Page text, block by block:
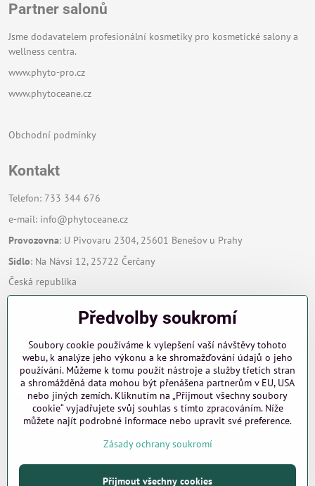
Partner salonů
Jsme dodavatelem profesionální kosmetiky pro kosmetické salony a
wellness centra.
www.phyto-pro.cz
www.phytoceane.cz
Obchodní podmínky
Kontakt
Telefon: 733 344 676
e-mail: info@phytoceane.cz
Provozovna: U Pivovaru 2304, 25601 Benešov u Prahy
Sídlo: Na Návsi 12, 25722 Čerčany
Česká republika
Zavoláme Vám zpět
Váš telefon *
©2026Copyright
Předvolby soukromí
Soubory cookie používáme k vylepšení vaší návštěvy tohoto
webu, k analýze jeho výkonu a ke shromažďování údajů o jeho
používání. Můžeme k tomu použít nástroje a služby třetích stran
a shromážděná data mohou být přenášena partnerům v EU, USA
nebo jiných zemích. Kliknutím na „Přijmout všechny soubory
cookie“ vyjadřujete svůj souhlas s tímto zpracováním. Níže
můžete najít podrobné informace nebo upravit své preference.
Zásady ochrany soukromí
Přijmout všechny cookies